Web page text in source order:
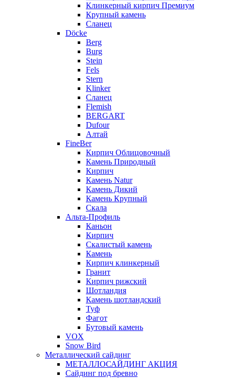
Клинкерный кирпич Премиум
Крупный камень
Сланец
Döcke
Berg
Burg
Stein
Fels
Stern
Klinker
Сланец
Flemish
BERGART
Dufour
Алтай
FineBer
Кирпич Облицовочный
Камень Природный
Кирпич
Камень Natur
Камень Дикий
Камень Крупный
Скала
Альта-Профиль
Каньон
Кирпич
Скалистый камень
Камень
Кирпич клинкерный
Гранит
Кирпич рижский
Шотландия
Камень шотландский
Туф
Фагот
Бутовый камень
VOX
Snow Bird
Металлический сайдинг
МЕТАЛЛОСАЙДИНГ АКЦИЯ
Сайдинг под бревно